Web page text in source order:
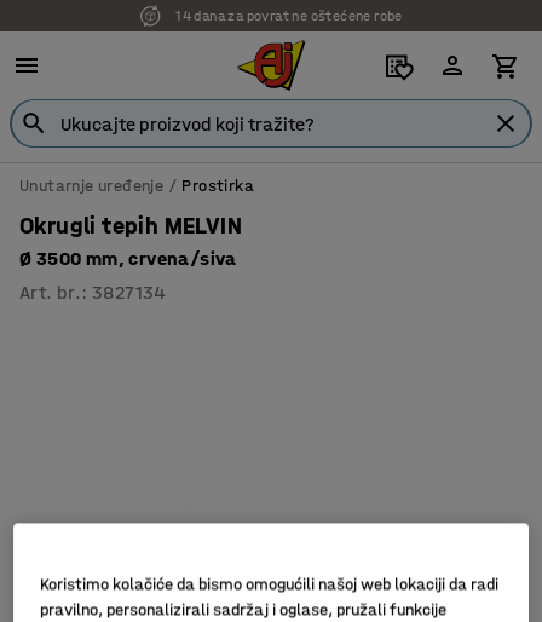
7 godina garancije
Unutarnje uređenje Prostirka
Okrugli tepih MELVIN
Ø 3500 mm, crvena/siva
Art. br. : 3827134
Koristimo kolačiće da bismo omogućili našoj web lokaciji da radi
pravilno, personalizirali sadržaj i oglase, pružali funkcije